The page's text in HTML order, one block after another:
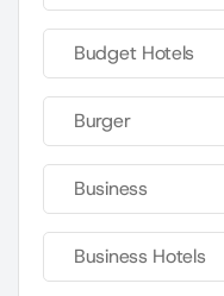
Budget Hotels
Burger
Business
Business Hotels